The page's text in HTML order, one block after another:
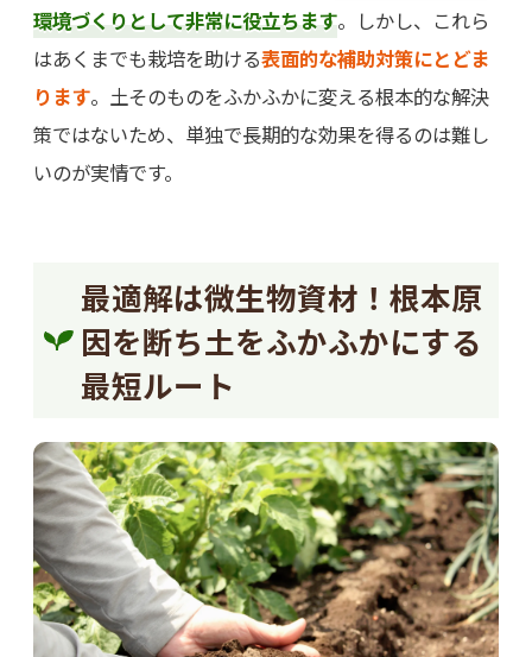
環境づくりとして非常に役立ちます。しかし、これら
はあくまでも栽培を助ける表面的な補助対策にとどま
ります。土そのものをふかふかに変える根本的な解決
策ではないため、単独で長期的な効果を得るのは難し
いのが実情です。
最適解は微生物資材！根本原
因を断ち土をふかふかにする
最短ルート